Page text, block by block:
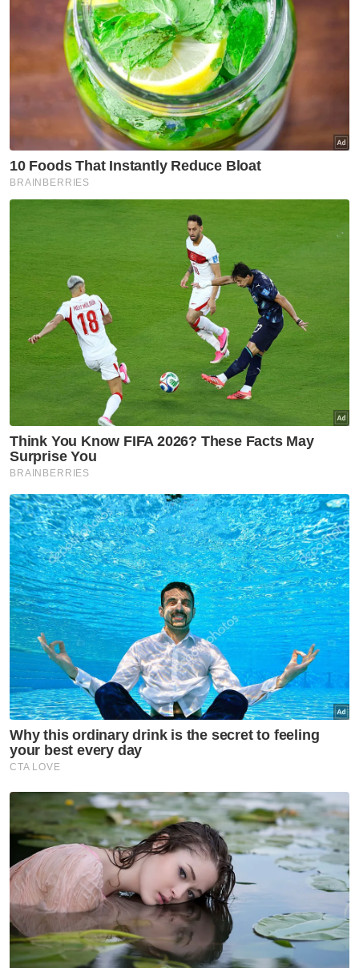
peratus dan Rizab Persekutuan AS tidak
merancang untuk meningkat kadar tersebut
sehingga ekonominya menunjukkan tanda-
tanda pemulihan pasca-Covid-19.
Bank Dunia sebelum ini mengunjurkan KDNK
global menguncup 5.2 peratus tahun ini,
kemelesetan global paling buruk sejak
berdekad-dekad. - Bernama
Muat turun aplikasi Sinar Harian.
Moratorium
Bank
Affin Hwang Capital
Loong Chee Wei
Alan Tan
Artikel Disyorkan
Nasional
Perkukuh kawalan
keselamatan semua lapangan
terbang, pintu masuk negara,
titah Agong
Nasional
Agong titah siasat Laporan RCI
Tabung Haji 'sehingga ke
Nasional
Lima kawasan di Sarawak
catat IPU tidak sihat - JAS
Nasional
RS-2 gariskan 98 inisiatif pacu
Selangor 2030